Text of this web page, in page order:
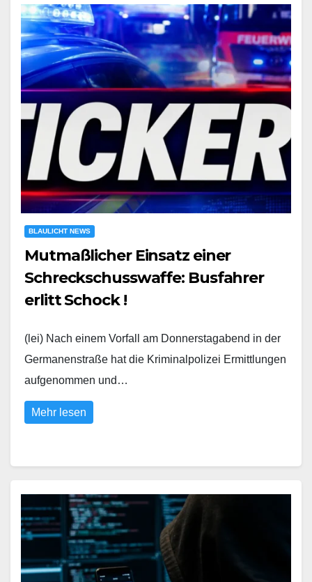
BLAULICHT NEWS
Mutmaßlicher Einsatz einer
Schreckschusswaffe: Busfahrer
erlitt Schock !
(lei) Nach einem Vorfall am Donnerstagabend in der
Germanenstraße hat die Kriminalpolizei Ermittlungen
aufgenommen und…
Mehr lesen